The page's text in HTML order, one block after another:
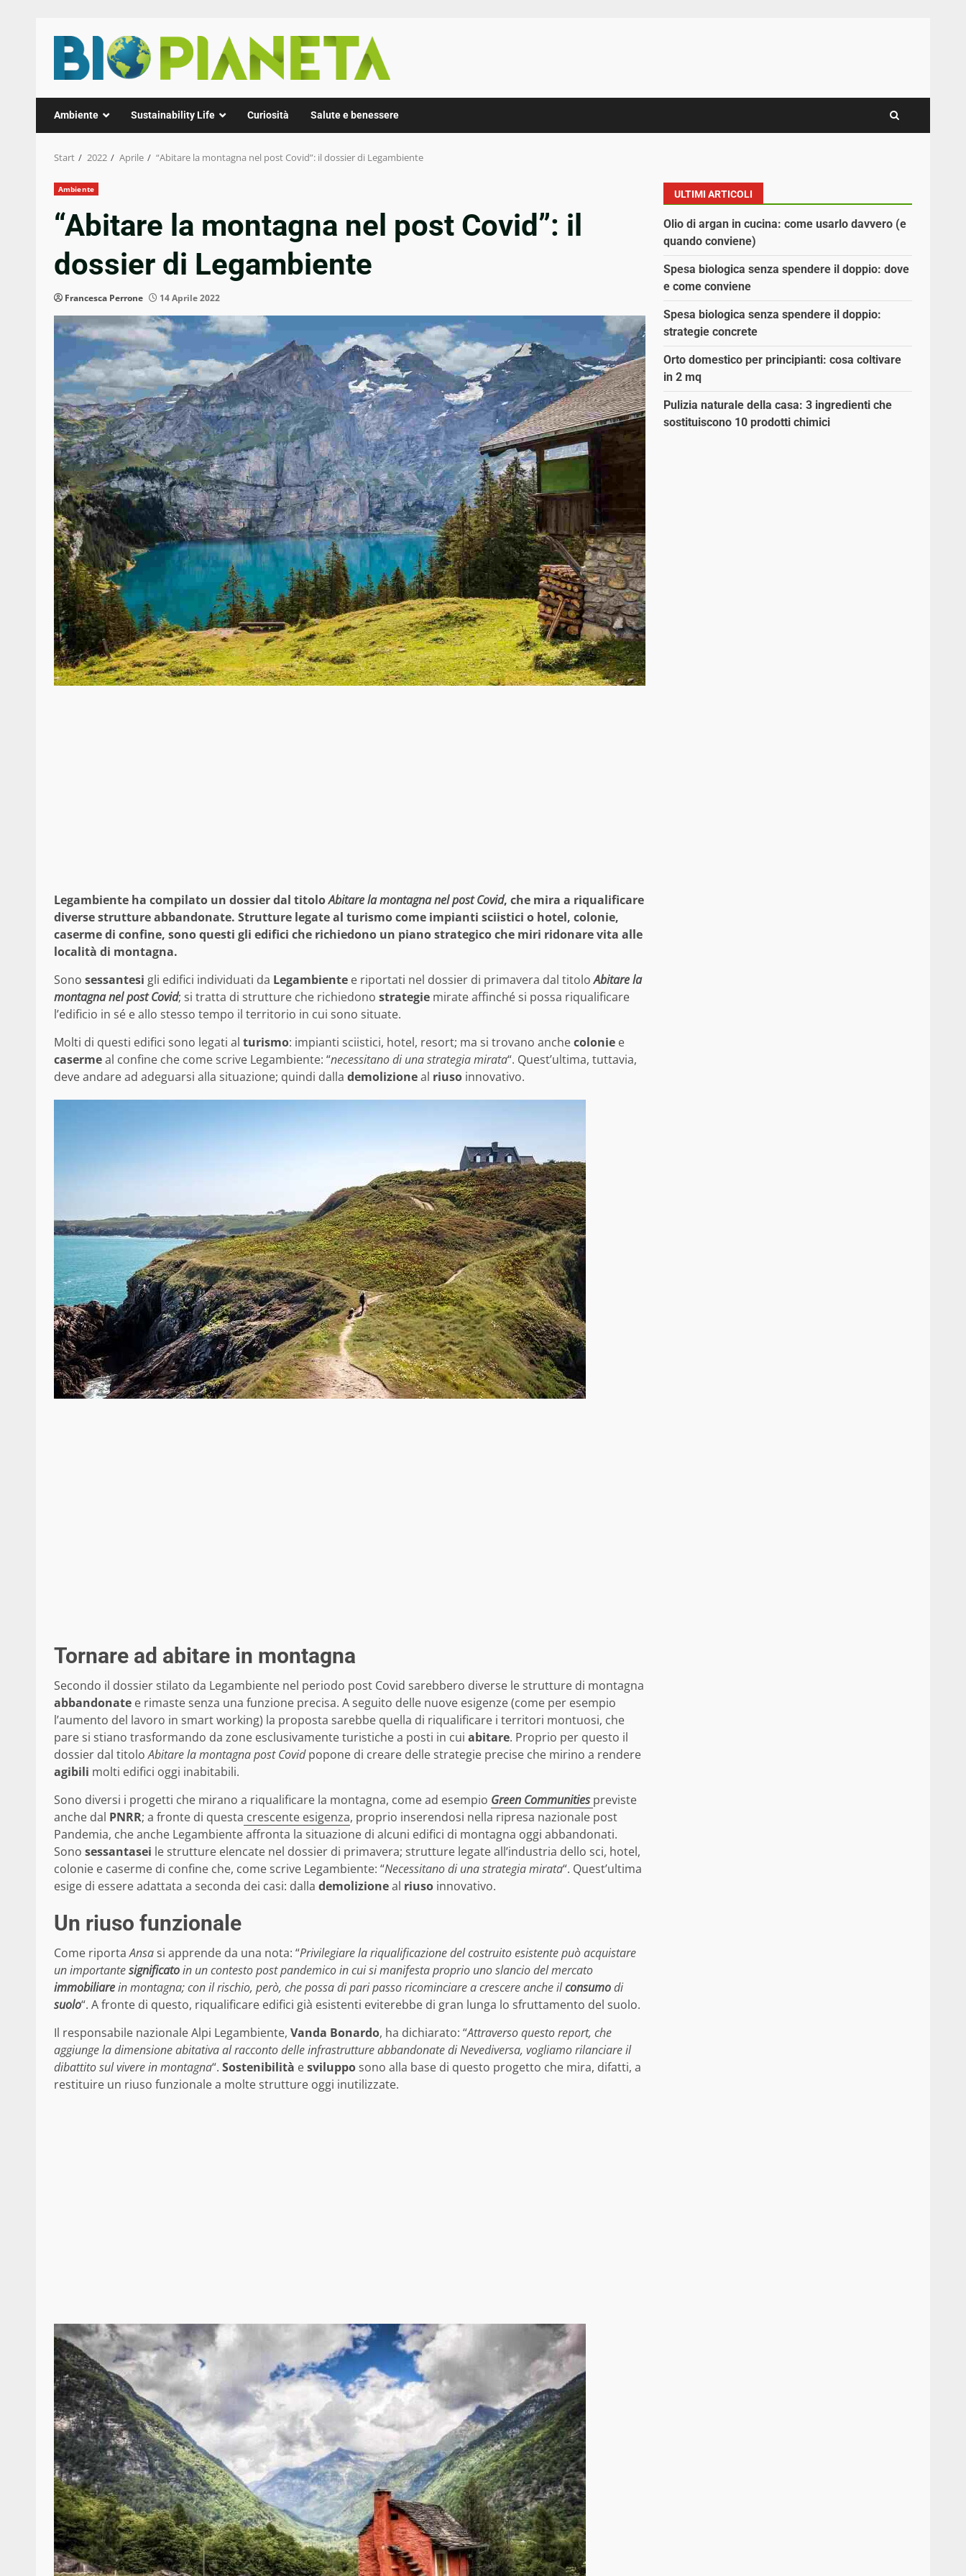
Inhalt
springen
Ambiente Sustainability Life Curiosità Salute e benessere
Start 2022 Aprile “Abitare la montagna nel post Covid”: il dossier di Legambiente
Ambiente
“Abitare la montagna nel post Covid”: il
dossier di Legambiente
Francesca Perrone 14 Aprile 2022
Legambiente ha compilato un dossier dal titoloAbitare la montagna nel post Covid, che mira a riqualificare
diverse strutture abbandonate. Strutture legate al turismo come impianti sciistici o hotel, colonie,
caserme di confine, sono questi gli edifici che richiedono un piano strategico che miri ridonare vita alle
località di montagna.
Sono sessantesi gli edifici individuati da Legambiente e riportati nel dossier di primavera dal titoloAbitare la
montagna nel post Covid; si tratta di strutture che richiedono strategie mirate affinché si possa riqualificare
l’edificio in sé e allo stesso tempo il territorio in cui sono situate.
Molti di questi edifici sono legati al turismo: impianti sciistici, hotel, resort; ma si trovano anchecolonie e
casermeal confine che come scrive Legambiente: “necessitano di una strategia mirata“. Quest’ultima, tuttavia,
deve andare ad adeguarsi alla situazione; quindi dalla demolizioneal riuso innovativo.
Tornare ad abitare in montagna
Secondo il dossier stilato da Legambiente nel periodo post Covid sarebbero diverse le strutture di montagna
abbandonate e rimaste senza una funzione precisa. A seguito delle nuove esigenze (come per esempio
l’aumento del lavoro in smart working) la proposta sarebbe quella di riqualificare i territori montuosi, che
pare si stiano trasformando da zone esclusivamente turistiche a posti in cui abitare. Proprio per questo il
dossier dal titoloAbitare la montagna post Covidpopone di creare delle strategie precise che mirino a rendere
agibili molti edifici oggi inabitabili.
Sono diversi i progetti che mirano a riqualificare la montagna, come ad esempio Green Communities previste
anche dal PNRR; a fronte di questa crescente esigenza, proprio inserendosi nella ripresa nazionale post
Pandemia, che anche Legambiente affronta la situazione di alcuni edifici di montagna oggi abbandonati.
Sono sessantasei le strutture elencate nel dossier di primavera; strutture legate all’industria dello sci, hotel,
colonie e caserme di confine che, come scrive Legambiente: “Necessitano di una strategia mirata“. Quest’ultima
esige di essere adattata a seconda dei casi: dalla demolizioneal riuso innovativo.
Un riuso funzionale
Come riportaAnsasi apprende da una nota: “Privilegiare la riqualificazione del costruito esistente può acquistare
un importantesignificatoin un contesto post pandemico in cui si manifesta proprio uno slancio del mercato
immobiliarein montagna; con il rischio, però, che possa di pari passo ricominciare a crescere anche ilconsumodi
suolo“. A fronte di questo, riqualificare edifici già esistenti eviterebbe di gran lunga lo sfruttamento del suolo.
Il responsabile nazionale Alpi Legambiente, Vanda Bonardo, ha dichiarato: “Attraverso questo report, che
aggiunge la dimensione abitativa al racconto delle infrastrutture abbandonate di Nevediversa, vogliamo rilanciare il
dibattito sul vivere in montagna“. Sostenibilità esvilupposono alla base di questo progetto che mira, difatti, a
restituire un riuso funzionale a molte strutture oggi inutilizzate.
ULTIMI ARTICOLI
Olio di argan in cucina: come usarlo davvero (e
quando conviene)
Spesa biologica senza spendere il doppio: dove
e come conviene
Spesa biologica senza spendere il doppio:
strategie concrete
Orto domestico per principianti: cosa coltivare
in 2 mq
Pulizia naturale della casa: 3 ingredienti che
sostituiscono 10 prodotti chimici